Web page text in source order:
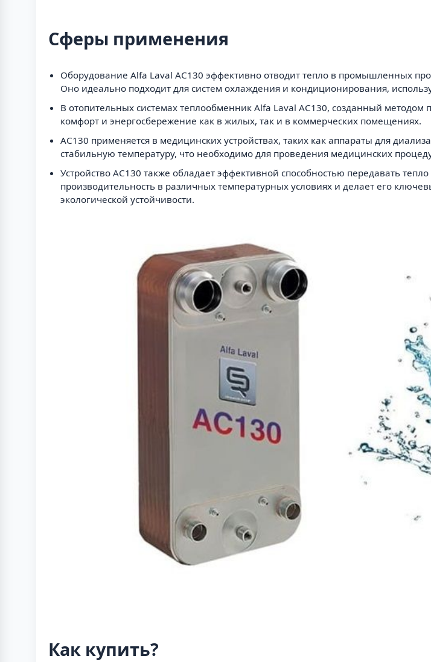
Сферы применения
Оборудование Alfa Laval AC130 эффективно отводит тепло в промышленных
Оно идеально подходит для систем охлаждения и кондиционирования,
В отопительных системах теплообменник Alfa Laval AC130, созданный
комфорт и энергосбережение как в жилых, так и в коммерческих помещениях.
AC130 применяется в медицинских устройствах, таких как аппараты для
стабильную температуру, что необходимо для проведения медицинских
Устройство AC130 также обладает эффективной способностью передавать
производительность в различных температурных условиях и делает его
экологической устойчивости.
Как купить?